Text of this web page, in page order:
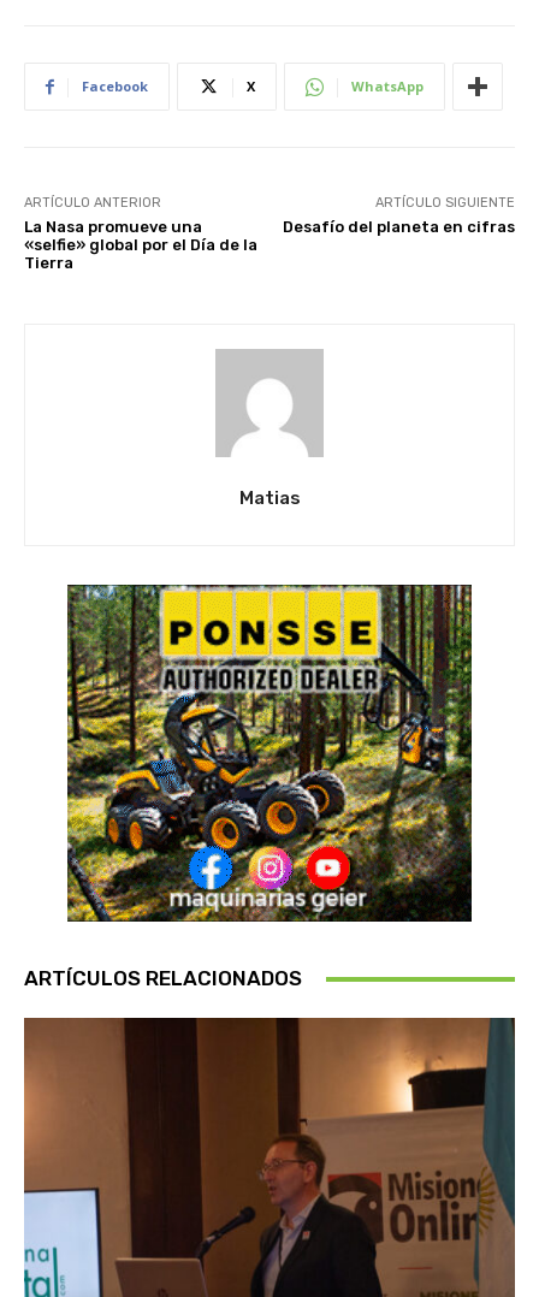
Facebook X WhatsApp
ARTÍCULO ANTERIOR
La Nasa promueve una
«selfie» global por el Día de la
Tierra
ARTÍCULO SIGUIENTE
Desafío del planeta en cifras
Matias
ARTÍCULOS RELACIONADOS